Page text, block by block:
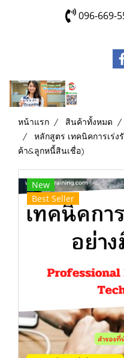
096-669-
หน้าแรก สินค้าทั้งหมด
หลักสูตร เทคนิคการเร่
ค้า&ลูกหนี้สินเชื่อ)
New
Best Seller